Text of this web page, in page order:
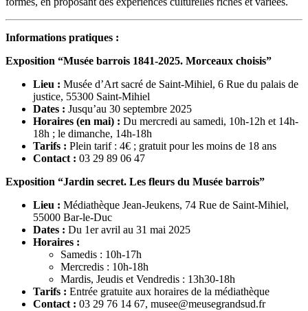
Informations pratiques :
Exposition “Musée barrois 1841-2025. Morceaux choisis”
Lieu : Musée d’Art sacré de Saint-Mihiel, 6 Rue du palais de
justice, 55300 Saint-Mihiel
Dates : Jusqu’au 30 septembre 2025
Horaires (en mai) : Du mercredi au samedi, 10h-12h et 14h-
18h ; le dimanche, 14h-18h
Tarifs : Plein tarif : 4€ ; gratuit pour les moins de 18 ans
Contact : 03 29 89 06 47
Exposition “Jardin secret. Les fleurs du Musée barrois”
Lieu : Médiathèque Jean-Jeukens, 74 Rue de Saint-Mihiel,
55000 Bar-le-Duc
Dates : Du 1er avril au 31 mai 2025
Horaires :
Samedis : 10h-17h
Mercredis : 10h-18h
Mardis, Jeudis et Vendredis : 13h30-18h
Tarifs : Entrée gratuite aux horaires de la médiathèque
Contact : 03 29 76 14 67, musee@meusegrandsud.fr